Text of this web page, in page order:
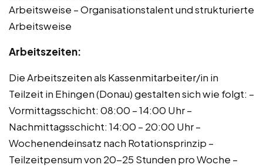
Arbeitsweise – Organisationstalent und strukturierte
Arbeitsweise
Arbeitszeiten:
Die Arbeitszeiten als Kassenmitarbeiter/in in
Teilzeit in Ehingen (Donau) gestalten sich wie folgt: –
Vormittagsschicht: 08:00 – 14:00 Uhr –
Nachmittagsschicht: 14:00 – 20:00 Uhr –
Wochenendeinsatz nach Rotationsprinzip –
Teilzeitpensum von 20-25 Stunden pro Woche –